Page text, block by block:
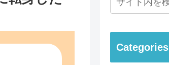
Categories